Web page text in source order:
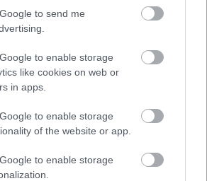
to send me
to enable storage
like cookies on web or
in apps.
to enable storage
of the website or app.
to enable storage
προϊόντα
ή τηγανητά τρόφιμα
της δίαιτας είναι ότι βοηθά
βάρους. Ωστόσο, δεν